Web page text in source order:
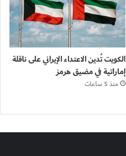
الكويت تُدين الاعتداء الإيراني على ناقلة
إماراتية في مضيق هرمز
منذ 5 ساعات